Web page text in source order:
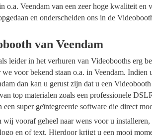
o.a. Veendam van een zeer hoge kwaliteit en
en onderscheiden ons in de
van Veendam
leider in het verhuren van Videobooths erg
voor bekend staan o.a. in Veendam.
dan kan u gerust zijn dat u een
top materialen zoals een professionele
een super geïntegreerde software die direct
wij vooraf geheel naar wens voor u
en of text. Hierdoor krijgt u een mooi